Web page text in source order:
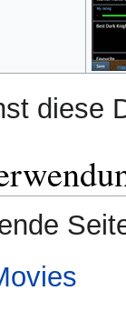
diese